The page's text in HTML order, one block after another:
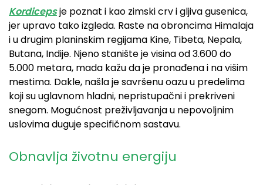
Kordicepsje poznat i kao zimski crv i gljiva gusenica,
jer upravo tako izgleda. Raste na obroncima Himalaja
i u drugim planinskim regijama Kine, Tibeta, Nepala,
Butana, Indije. Njeno stanište je visina od 3.600 do
5.000 metara, mada kažu da je pronađena i na višim
mestima. Dakle, našla je savršenu oazu u predelima
koji su uglavnom hladni, nepristupačni i prekriveni
snegom. Mogućnost preživljavanja u nepovoljnim
uslovima duguje specifičnom sastavu.
Obnavlja životnu energiju